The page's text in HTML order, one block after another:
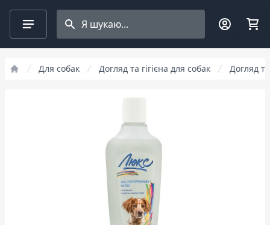
Search projects
Для собак Догляд та гігієна для собак Догляд та